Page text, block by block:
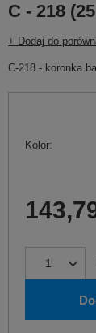
C - 218
+ Dodaj do
C-218 - koronka
Kolor